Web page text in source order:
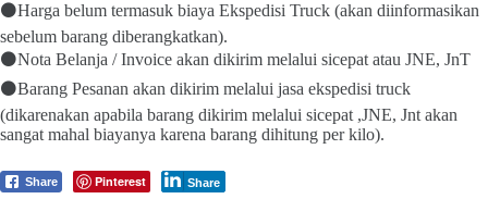
⚫Harga belum termasuk biaya Ekspedisi Truck (akan diinformasikan
sebelum barang diberangkatkan).
⚫Nota Belanja / Invoice akan dikirim melalui sicepat atau JNE, JnT
⚫Barang Pesanan akan dikirim melalui jasa ekspedisi truck
(dikarenakan apabila barang dikirim melalui sicepat ,JNE, Jnt akan
sangat mahal biayanya karena barang dihitung per kilo).
Share Pinterest Share